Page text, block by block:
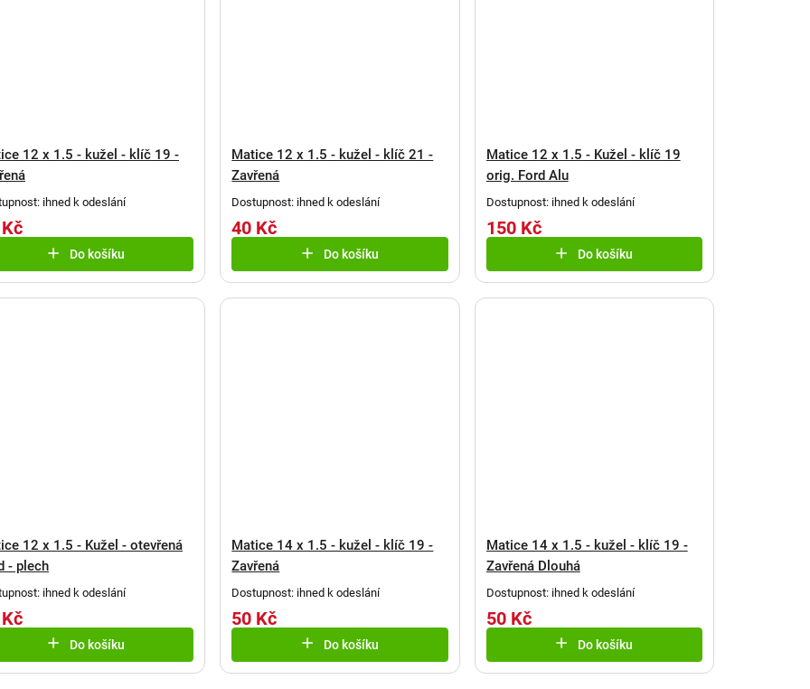
12 x 1.5 - kužel - klíč 19 -
ihned k odeslání
Do košíku
Matice 12 x 1.5 - kužel - klíč 21 -
Zavřená
Dostupnost: ihned k odeslání
40 Kč
Do košíku
Matice 12 x 1.5 - Kužel - klíč 19
orig. Ford Alu
Dostupnost: ihned k odeslání
150 Kč
Do košíku
12 x 1.5 - Kužel - otevřená
- plech
ihned k odeslání
Do košíku
Matice 14 x 1.5 - kužel - klíč 19 -
Zavřená
Dostupnost: ihned k odeslání
50 Kč
Do košíku
Matice 14 x 1.5 - kužel - klíč 19 -
Zavřená Dlouhá
Dostupnost: ihned k odeslání
50 Kč
Do košíku